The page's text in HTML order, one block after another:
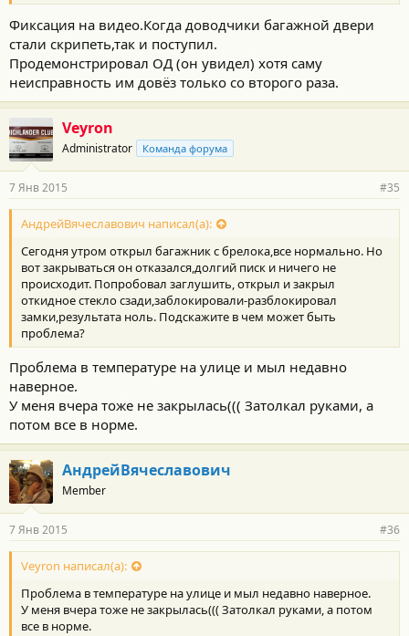
Фиксация на видео.Когда доводчики багажной двери
стали скрипеть,так и поступил.
Продемонстрировал ОД (он увидел) хотя саму
неисправность им довёз только со второго раза.
Veyron
Administrator Команда форума
7 Янв 2015 #35
АндрейВячеславович написал(а):
Сегодня утром открыл багажник с брелока,все нормально. Но
вот закрываться он отказался,долгий писк и ничего не
происходит. Попробовал заглушить, открыл и закрыл
откидное стекло сзади,заблокировали-разблокировал
замки,результата ноль. Подскажите в чем может быть
проблема?
Проблема в температуре на улице и мыл недавно
наверное.
У меня вчера тоже не закрылась((( Затолкал руками, а
потом все в норме.
АндрейВячеславович
Member
7 Янв 2015 #36
Veyron написал(а):
Проблема в температуре на улице и мыл недавно наверное.
У меня вчера тоже не закрылась((( Затолкал руками, а потом
все в норме.